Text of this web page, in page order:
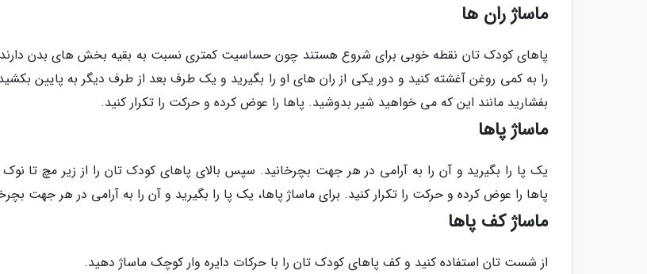
ماساژ ران ها
پاهای کودک تان نقطه خوبی برای شروع هستند چون حساسیت کمتری نسبت به بقیه بخش های بدن
را به کمی روغن آغشته کنید و دور یکی از ران های او را بگیرید و یک طرف بعد از طرف دیگر به پایین بکشید،
بفشارید مانند این که می خواهید شیر بدوشید. پاها را عوض کرده و حرکت را تکرار کنید.
ماساژ پاها
یک پا را بگیرید و آن را به آرامی در هر جهت بچرخانید. سپس بالای پاهای کودک تان را از زیر مچ تا
پاها را عوض کرده و حرکت را تکرار کنید. برای ماساژ پاها، یک پا را بگیرید و آن را به آرامی در هر جهت
ماساژ کف پاها
از شست تان استفاده کنید و کف پاهای کودک تان را با حرکات دایره وار کوچک ماساژ دهید.